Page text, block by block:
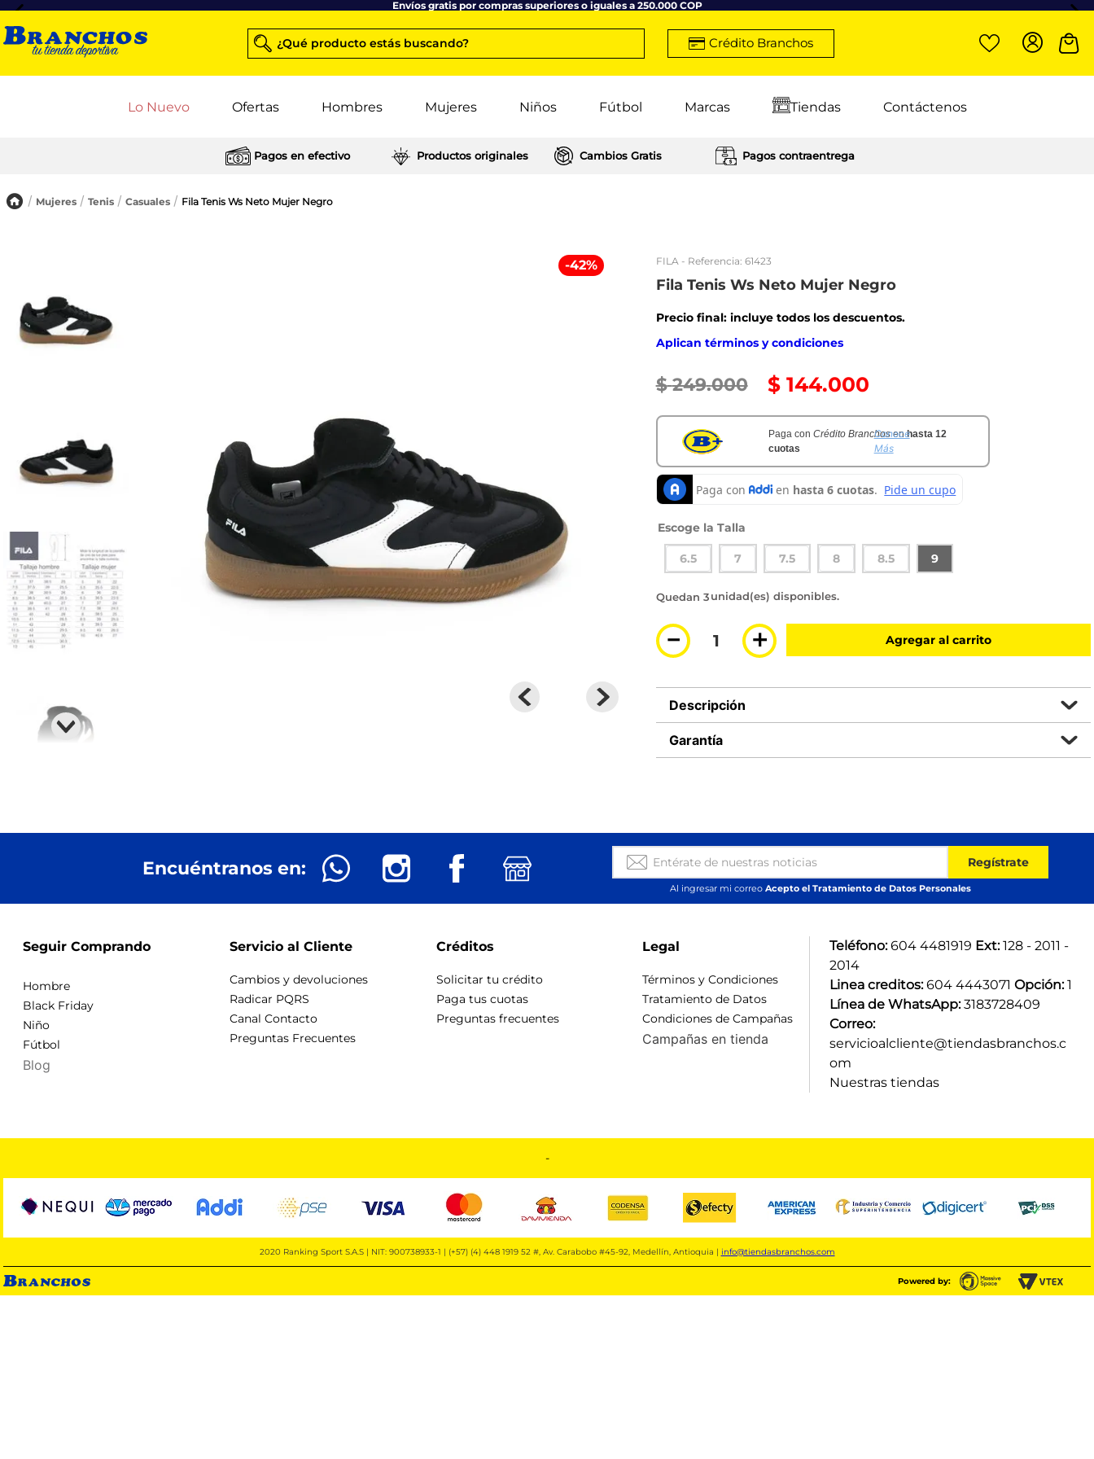
Envíos gratis por compras superiores o iguales a 250.000 COP
¿Qué producto estás buscando? Crédito Branchos
Lo Nuevo Ofertas Hombres Mujeres Niños Fútbol Marcas Tiendas Contáctenos
Pagos en efectivo Productos originales Cambios Gratis Pagos contraentrega
Mujeres Tenis Casuales Fila Tenis Ws Neto Mujer Negro
-42% FILA- Referencia: 61423
Fila Tenis Ws Neto Mujer Negro
Precio final: incluye todos los descuentos.
Aplican términos y condiciones
$ 249.000 $ 144.000
Paga con Crédito Branchosenhasta 12
cuotas
Conoce
Más
Talla
6.5 7 7.5 8 8.5 9
3 disponibles
＋
－ Agregar al carrito
Descripción
Garantía
Encuéntranos en: Regístrate
Al ingresar mi correo Acepto el Tratamiento de Datos Personales
Seguir Comprando
Hombre
Black Friday
Niño
Fútbol
Blog
Servicio al Cliente
Cambios y devoluciones
Radicar PQRS
Canal Contacto
Preguntas Frecuentes
Créditos
Solicitar tu crédito
Paga tus cuotas
Preguntas frecuentes
Legal
Términos y Condiciones
Tratamiento de Datos
Condiciones de Campañas
Campañas en tienda
Teléfono: 604 4481919 Ext: 128 - 2011 -
2014
Linea creditos: 604 4443071 Opción: 1
Línea de WhatsApp: 3183728409
Correo:
servicioalcliente@tiendasbranchos.c
om
Nuestras tiendas
-
2020 Ranking Sport S.A.S | NIT: 900738933-1 | (+57) (4) 448 1919 52 #, Av. Carabobo #45-92, Medellín, Antioquia | info@tiendasbranchos.com
Powered by: